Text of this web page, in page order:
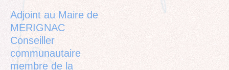
Adjoint au Maire de
MERIGNAC
Conseiller
communautaire
membre de la